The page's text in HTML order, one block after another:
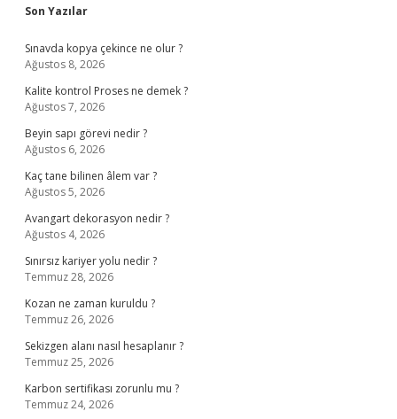
Sidebar
Son Yazılar
Sınavda kopya çekince ne olur ?
Ağustos 8, 2026
Kalite kontrol Proses ne demek ?
Ağustos 7, 2026
Beyin sapı görevi nedir ?
Ağustos 6, 2026
Kaç tane bilinen âlem var ?
Ağustos 5, 2026
Avangart dekorasyon nedir ?
Ağustos 4, 2026
Sınırsız kariyer yolu nedir ?
Temmuz 28, 2026
Kozan ne zaman kuruldu ?
Temmuz 26, 2026
Sekizgen alanı nasıl hesaplanır ?
Temmuz 25, 2026
Karbon sertifikası zorunlu mu ?
Temmuz 24, 2026